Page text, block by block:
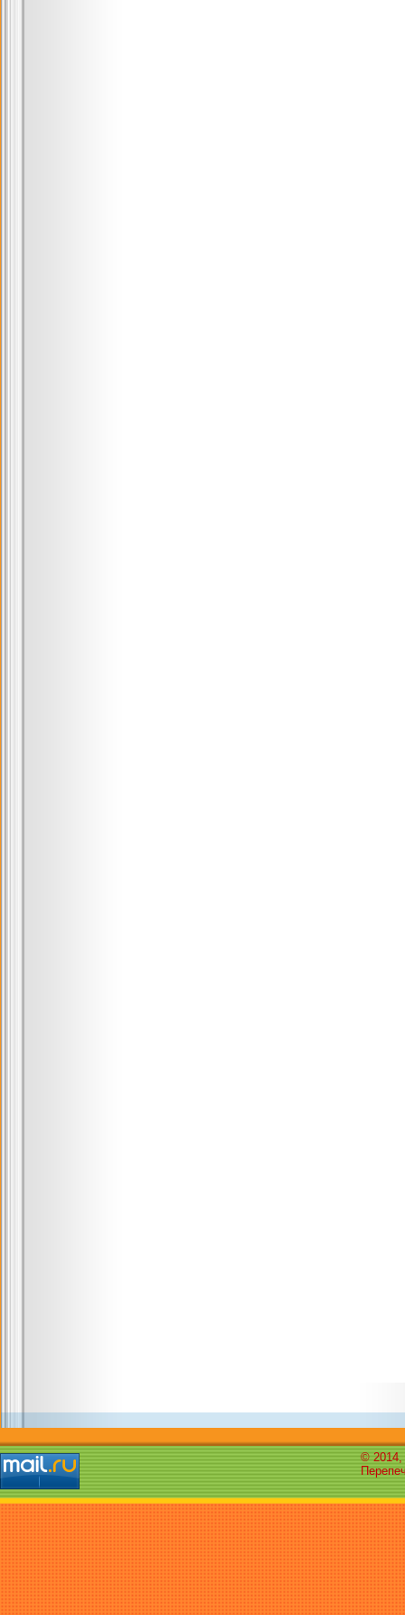
© 2014,